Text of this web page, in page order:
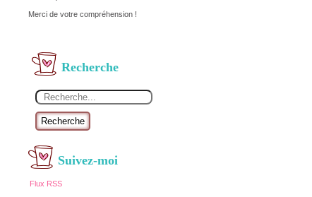
Merci de votre compréhension !
Recherche
Recherche
Suivez-moi
Flux RSS